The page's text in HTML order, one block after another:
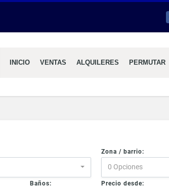
INICIO VENTAS ALQUILERES PERMUTAR
Zona / barrio:
0 Opciones
Baños: Precio desde: